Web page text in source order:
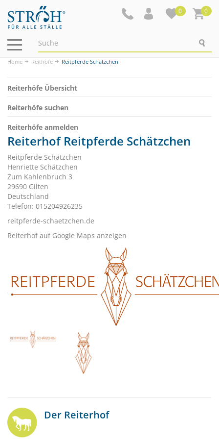
0 0
Navigation
ein-/ausblenden
Home Reithöfe Reitpferde Schätzchen
Reiterhöfe Übersicht
Reiterhöfe suchen
Reiterhöfe anmelden
Reiterhof Reitpferde Schätzchen
Reitpferde Schätzchen
Henriette Schätzchen
Zum Kahlenbruch 3
29690 Gilten
Deutschland
Telefon: 015204926235
reitpferde-schaetzchen.de
Reiterhof auf Google Maps anzeigen
Der Reiterhof